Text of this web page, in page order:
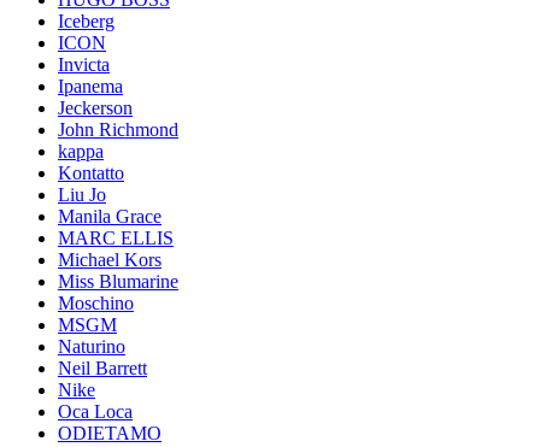
Iceberg
ICON
Invicta
Ipanema
Jeckerson
John Richmond
kappa
Kontatto
Liu Jo
Manila Grace
MARC ELLIS
Michael Kors
Miss Blumarine
Moschino
MSGM
Naturino
Neil Barrett
Nike
Oca Loca
ODIETAMO